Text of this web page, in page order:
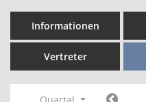
Informationen
Vertreter